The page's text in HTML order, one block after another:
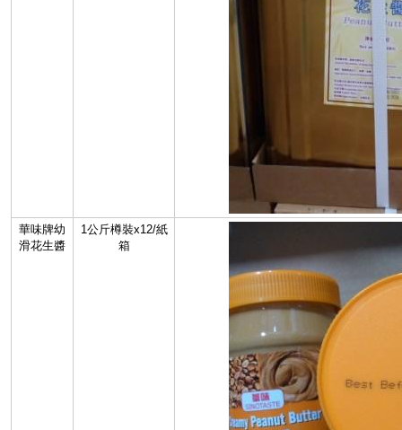
華味牌幼
滑花生醬
1公斤樽裝x12/紙
箱